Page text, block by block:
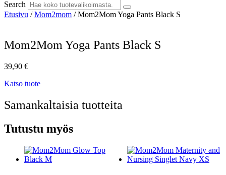
Search
Etusivu /Mom2mom / Mom2Mom Yoga Pants Black S
Mom2Mom Yoga Pants Black S
39,90 €
Katso tuote
Samankaltaisia tuotteita
Tutustu myös